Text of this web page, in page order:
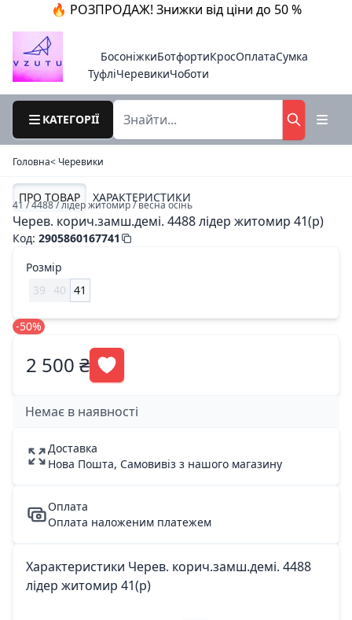
🔥 РОЗПРОДАЖ! Знижки від ціни до 50 %
БосоніжкиБотфортиКросОплатаСумка
ТуфліЧеревикиЧоботи
КАТЕГОРІЇ
Головна< Черевики
ПРО ТОВАР ХАРАКТЕРИСТИКИ
41 / 4488 / лідер житомир / весна осінь
Черев. корич.замш.демі. 4488 лідер житомир 41(р)
Код: 2905860167741
Розмір
39 40 41
-50%
2 500 ₴
Немає в наявності
Доставка
Нова Пошта, Самовивіз з нашого магазину
Оплата
Оплата наложеним платежем
Характеристики Черев. корич.замш.демі. 4488
лідер житомир 41(р)